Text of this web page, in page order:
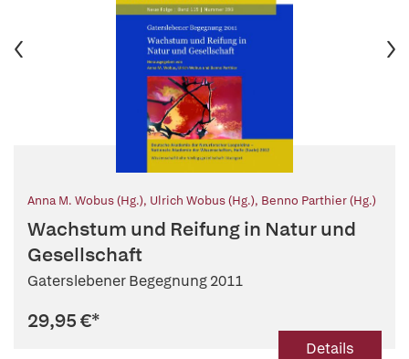
Anna M. Wobus (Hg.), Ulrich Wobus (Hg.), Benno Parthier (Hg.)
Wachstum und Reifung in Natur und
Gesellschaft
Gaterslebener Begegnung 2011
29,95 €*
Details